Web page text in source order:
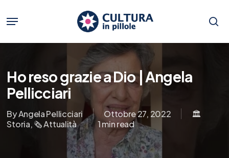
main
content
Menu
Ho reso grazie a Dio | Angela
Pellicciari
ByAngela Pellicciari Ottobre 27, 2022
🏛️
Storia,🗞️ Attualità 1 min read